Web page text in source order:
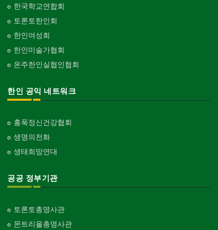
한국학교연합회
토론토한인회
한인여성회
한인미술가협회
온주한인실협인협회
한인 공익 네트워크
홍푹정신건강협회
생명의전화
생태희망연대
공공 정부기관
토론토총영사관
몬트리올총영사관